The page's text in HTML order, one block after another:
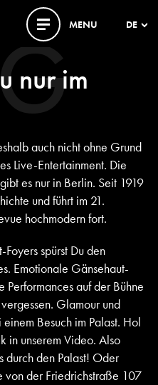
MENU DE
nur im
auch nicht ohne Grund
Live-Entertainment. Die
es nur in Berlin. Seit 1919
und führt im 21.
hochmodern fort.
spürst Du den
Emotionale Gänsehaut-
auf der Bühne
Glamour und
Besuch im Palast. Hol
in unserem Video. Also
durch den Palast! Oder
von der Friedrichstraße 107